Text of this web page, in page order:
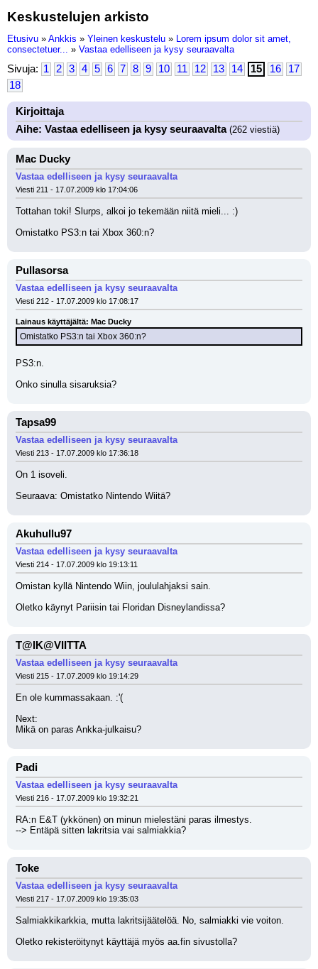
Keskustelujen arkisto
Etusivu » Ankkis » Yleinen keskustelu » Lorem ipsum dolor sit amet,
consectetuer... » Vastaa edelliseen ja kysy seuraavalta
Sivuja: 1 2 3 4 5 6 7 8 9 10 11 12 13 14 15 16
17
18
Kirjoittaja
Aihe: Vastaa edelliseen ja kysy seuraavalta(262 viestiä)
Mac Ducky
Vastaa edelliseen ja kysy seuraavalta
Viesti 211 - 17.07.2009 klo 17:04:06
Tottahan toki! Slurps, alkoi jo tekemään niitä mieli... :)
Omistatko PS3:n tai Xbox 360:n?
Pullasorsa
Vastaa edelliseen ja kysy seuraavalta
Viesti 212 - 17.07.2009 klo 17:08:17
Lainaus käyttäjältä: Mac Ducky
Omistatko PS3:n tai Xbox 360:n?
PS3:n.
Onko sinulla sisaruksia?
Tapsa99
Vastaa edelliseen ja kysy seuraavalta
Viesti 213 - 17.07.2009 klo 17:36:18
On 1 isoveli.
Seuraava: Omistatko Nintendo Wiitä?
Akuhullu97
Vastaa edelliseen ja kysy seuraavalta
Viesti 214 - 17.07.2009 klo 19:13:11
Omistan kyllä Nintendo Wiin, joululahjaksi sain.
Oletko käynyt Pariisin tai Floridan Disneylandissa?
T@IK@VIITTA
Vastaa edelliseen ja kysy seuraavalta
Viesti 215 - 17.07.2009 klo 19:14:29
En ole kummassakaan. :'(
Next:
Mikä on paras Ankka-julkaisu?
Padi
Vastaa edelliseen ja kysy seuraavalta
Viesti 216 - 17.07.2009 klo 19:32:21
RA:n E&T (ykkönen) on minun mielestäni paras ilmestys.
--> Entäpä sitten lakritsia vai salmiakkia?
Toke
Vastaa edelliseen ja kysy seuraavalta
Viesti 217 - 17.07.2009 klo 19:35:03
Salmiakkikarkkia, mutta lakritsijäätelöä. No, salmiakki vie voiton.
Oletko rekisteröitynyt käyttäjä myös aa.fin sivustolla?